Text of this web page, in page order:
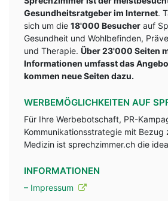
Gesundheitsratgeber im Internet.
sich um die 18'000 Besucher auf
Gesundheit und Wohlbefinden,
und Therapie. Über 23'000 Seiten
Informationen umfasst das
kommen neue Seiten dazu.
WERBEMÖGLICHKEITEN AUF
Für Ihre Werbebotschaft, PR-
Kommunikationsstrategie mit Bezug
Medizin ist sprechzimmer.ch die
INFORMATIONEN
– Impressum